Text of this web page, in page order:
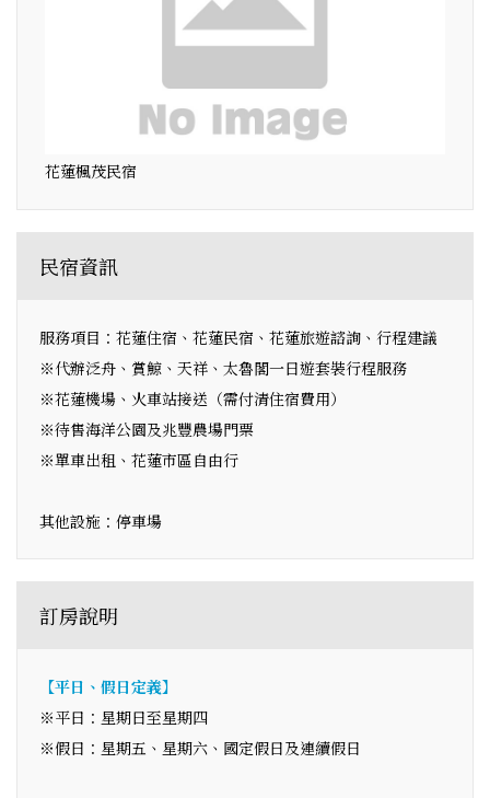
花蓮楓茂民宿
民宿資訊
服務項目：花蓮住宿、花蓮民宿、花蓮旅遊諮詢、行程建議
※代辦泛舟、賞鯨、天祥、太魯閣一日遊套裝行程服務
※花蓮機場、火車站接送（需付清住宿費用）
※待售海洋公園及兆豐農場門票
※單車出租、花蓮市區自由行
其他設施：停車場
訂房說明
【平日、假日定義】
※平日：星期日至星期四
※假日：星期五、星期六、國定假日及連續假日